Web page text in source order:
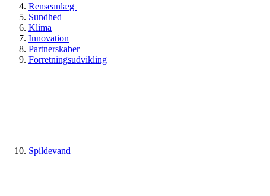
Renseanlæg
Sundhed
Klima
Innovation
Partnerskaber
Forretningsudvikling
Spildevand